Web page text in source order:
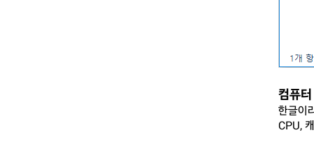
컴퓨
한글이
CPU,